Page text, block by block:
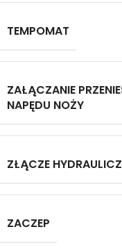
TEMPOMAT
ZAŁĄCZANIE
NAPĘDU NOŻY
ZŁĄCZE
ZACZEP